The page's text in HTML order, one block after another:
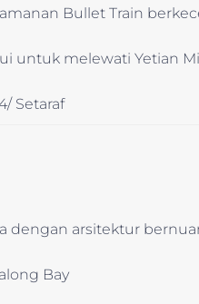
Bullet Train
untuk melewati Yetian
Setaraf
dengan arsitektur
Bay